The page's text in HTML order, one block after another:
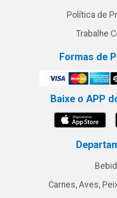
Política de
Trabalhe
Formas de
Baixe o APP
Carnes, Aves,